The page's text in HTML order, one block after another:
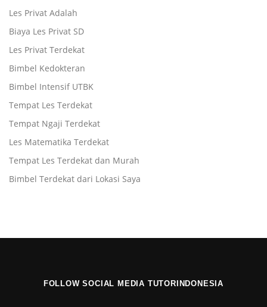
Les Privat Adalah
Biaya Les Privat SD
Les Privat Terdekat
Bimbel Kedokteran
Bimbel Intensif UTBK
Tempat Les Terdekat
Tempat Ngaji Terdekat
Les Matematika Terdekat
Tempat Les Terdekat dan Murah
Bimbel Terdekat dari Lokasi Saya
FOLLOW SOCIAL MEDIA TUTORINDONESIA